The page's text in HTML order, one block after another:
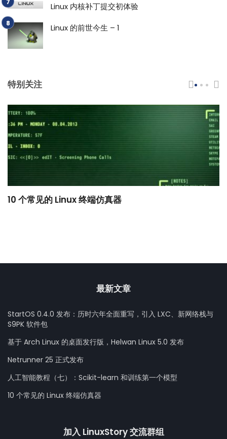
Linux 内核补丁提交初体验
Linux 的前世今生 – 1
特别关注
10 个常见的 Linux 终端仿真器
最新文章
StartOS 0.4.0 发布：历时六年全面重写，引入 LXC、新网络栈与
S9PK 软件包
基于 Arch Linux 的桌面发行版，Helwan Linux 5.0 发布
Netrunner 25 正式发布
人工智能教程（七）：Scikit-learn 和训练第一个模型
10 个常见的 Linux 终端仿真器
加入 LinuxStory 交流群组